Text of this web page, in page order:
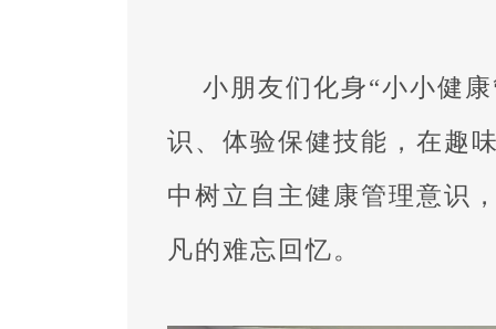
小朋友们化身“小小健
识、体验保健技能，在趣
中树立自主健康管理意识
凡的难忘回忆。